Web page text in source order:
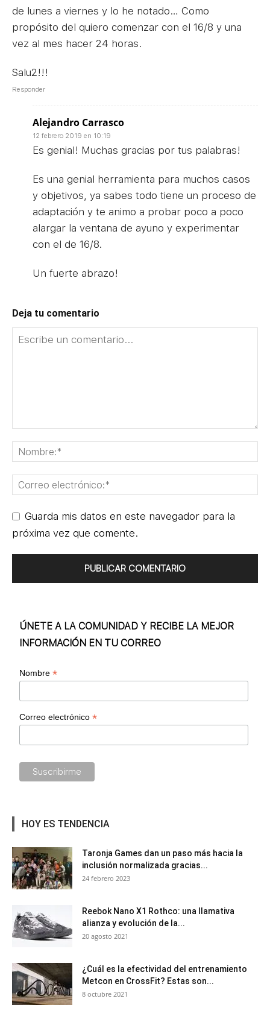
de lunes a viernes y lo he notado… Como
propósito del quiero comenzar con el 16/8 y una
vez al mes hacer 24 horas.
Salu2!!!
Responder
Alejandro Carrasco
12 febrero 2019 en 10:19
Es genial! Muchas gracias por tus palabras!
Es una genial herramienta para muchos casos
y objetivos, ya sabes todo tiene un proceso de
adaptación y te animo a probar poco a poco
alargar la ventana de ayuno y experimentar
con el de 16/8.
Un fuerte abrazo!
Deja tu comentario
Guarda mis datos en este navegador para la
próxima vez que comente.
ÚNETE A LA COMUNIDAD Y RECIBE LA MEJOR
INFORMACIÓN EN TU CORREO
Nombre*
Correo electrónico*
HOY ES TENDENCIA
Taronja Games dan un paso más hacia la
inclusión normalizada gracias...
24 febrero 2023
Reebok Nano X1 Rothco: una llamativa
alianza y evolución de la...
20 agosto 2021
¿Cuál es la efectividad del entrenamiento
Metcon en CrossFit? Estas son...
8 octubre 2021